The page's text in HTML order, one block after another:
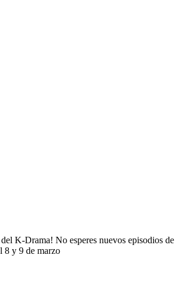
K-Drama! No esperes nuevos episodios de
8 y 9 de marzo